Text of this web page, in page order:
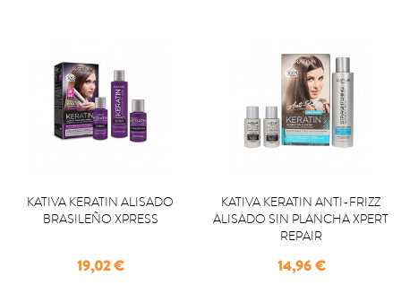
KATIVA KERATIN ALISADO
BRASILEÑO XPRESS
Precio
19,02 €
KATIVA KERATIN ANTI-FRIZZ
ALISADO SIN PLANCHA XPERT
REPAIR
Precio
14,96 €